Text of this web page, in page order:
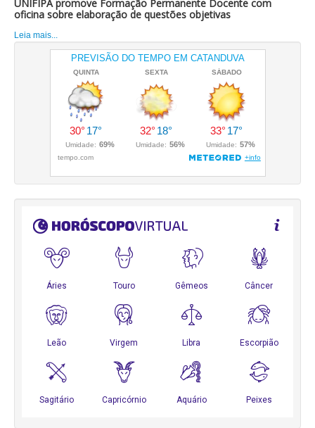
UNIFIPA promove Formação Permanente Docente com
oficina sobre elaboração de questões objetivas
Leia mais...